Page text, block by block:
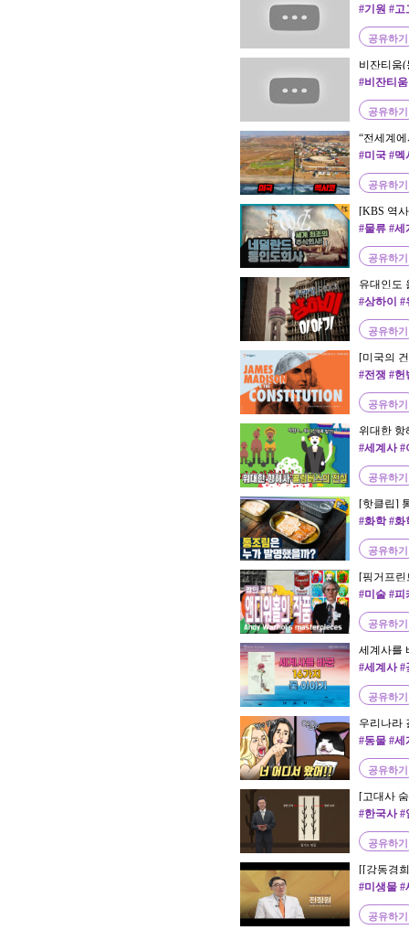
'포타폭' |
#기원 #고
공유하기
비잔티움
삭ver.) l
#비잔티
공유하기
“전세계
과 멕시코
#미국 #멕
공유하기
[KBS 역
드 동인도
#물류 #세
공유하기
유대인도
#상하이 #
국 #서순
공유하기
[미국의
#전쟁 #헌
공유하기
위대한 항
#세계사 #
공유하기
[핫클립]
#화학 #화
공유하기
[핑거프린
Andy
#미술 #피
공유하기
세계사를
#세계사 #
공유하기
우리나라
의 역사1
#동물 #세
공유하기
[고대사
#한국사 #
공유하기
[[강동경
소화기내
#미생물 #
라 #홍역
공유하기